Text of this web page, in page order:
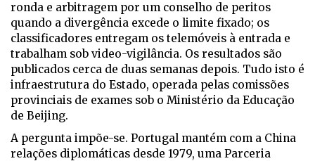
ronda e arbitragem por um conselho de peritos
quando a divergência excede o limite fixado; os
classificadores entregam os telemóveis à entrada e
trabalham sob video-vigilância. Os resultados são
publicados cerca de duas semanas depois. Tudo isto é
infraestrutura do Estado, operada pelas comissões
provinciais de exames sob o Ministério da Educação
de Beijing.
A pergunta impõe-se. Portugal mantém com a China
relações diplomáticas desde 1979, uma Parceria